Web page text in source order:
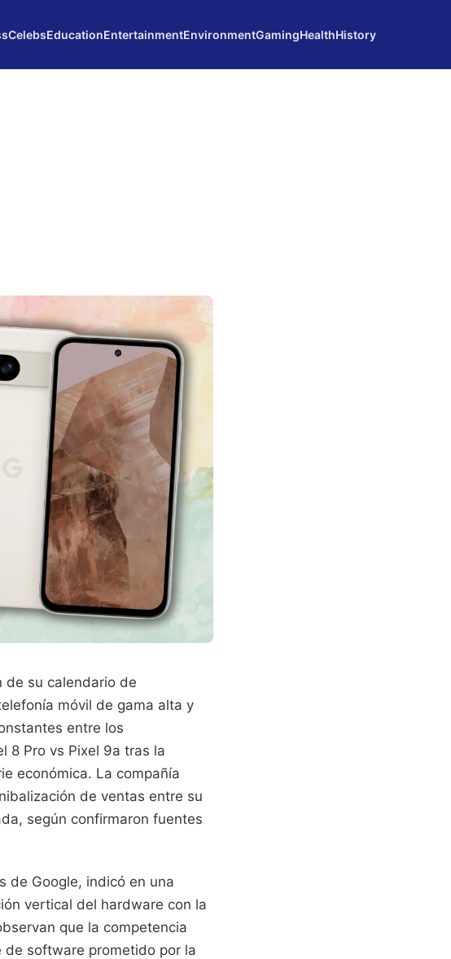
CelebsEducationEntertainmentEnvironmentGamingHealthHistory
de su calendario de
móvil de gama alta y
entre los
8 Pro vs Pixel 9a tras la
económica. La compañía
de ventas entre su
según confirmaron fuentes
de Google, indicó en una
vertical del hardware con la
que la competencia
software prometido por la